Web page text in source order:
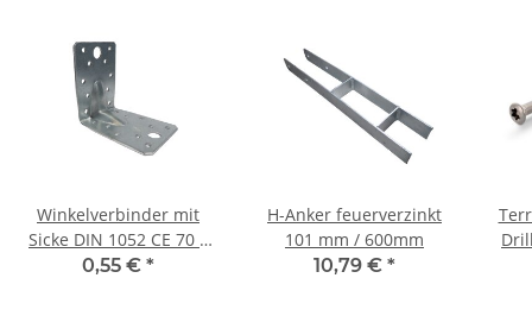
Winkelverbinder mit
Sicke DIN 1052 CE 70 x
70 x 55 x 2,5 mm (1)
0,55 € *
H-Anker feuerverzinkt
101 mm / 600mm
10,79 € *